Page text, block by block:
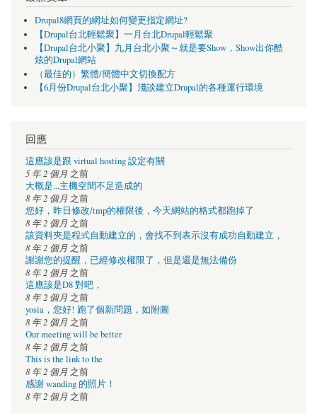
Drupal8網頁的網址如何變更指定網址?
【Drupal台北輕鬆聚】一月台北Drupal輕鬆聚
【Drupal台北小聚】九月台北小聚～就是要Show，Show出你酷
炫的Drupal網站
（最佳的）繁體/簡體中文切換配方
【6月份Drupal台北小聚】淺談建立Drupal的各種運行環境
回應
這應該是跟 virtual hosting 設定有關
5 年 2 個月 之前
大概是...主機空間不足造成的
8 年 2 個月 之前
您好，昨日修改/tmp的權限後，今天網站的格式都跑掉了
8 年 2 個月 之前
該資料夾是程式自動建立的，會找不到表示沒有成功自動建立，
8 年 2 個月 之前
謝謝您的提醒，已經修改權限了，但是還是無法備份
8 年 2 個月 之前
這應該是D8 對吧，
8 年 2 個月 之前
yosia，您好! 跑了個新問題，如附圖
8 年 2 個月 之前
Our meeting will be better
8 年 2 個月 之前
This is the link to the
8 年 2 個月 之前
感謝 wanding 的照片！
8 年 2 個月 之前